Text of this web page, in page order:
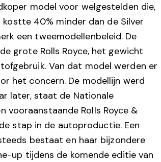
model voor welgestelden die,
kostte 40% minder dan de Silver
een tweemodellenbeleid. De
grote Rolls Royce, het gewicht
Van dat model werden er
het concern. De modellijn werd
later, staat de Nationale
vooraanstaande Rolls Royce &
stap in de autoproductie. Een
bestaat en haar bijzondere
up tijdens de komende editie van